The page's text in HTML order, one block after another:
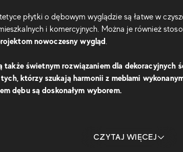
płytki o dębowym wyglądzie są łatwe w
i komercyjnych. Można je również
nowoczesny wygląd.
także świetnym rozwiązaniem dla dekoracyjnych
którzy szukają harmonii z meblami
dębu są doskonałym wyborem.
CZYTAJ WIĘCEJ